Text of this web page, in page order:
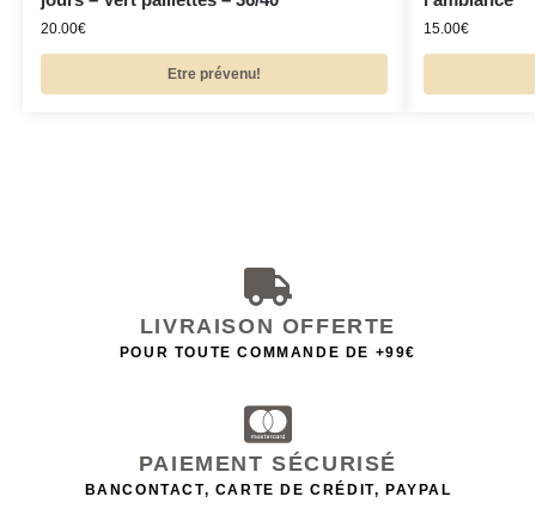
20.00€
Etre prévenu!
15.00€
LIVRAISON OFFERTE
POUR TOUTE COMMANDE DE +99€
PAIEMENT SÉCURISÉ
BANCONTACT, CARTE DE CRÉDIT, PAYPAL